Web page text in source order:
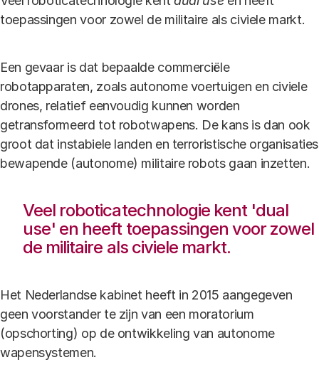
toepassingen voor zowel de militaire als civiele markt.
Een gevaar is dat bepaalde commerciële
robotapparaten, zoals autonome voertuigen en civiele
drones, relatief eenvoudig kunnen worden
getransformeerd tot robotwapens. De kans is dan ook
groot dat instabiele landen en terroristische organisaties
bewapende (autonome) militaire robots gaan inzetten.
Veel roboticatechnologie kent 'dual
use' en heeft toepassingen voor zowel
de militaire als civiele markt.
Het Nederlandse kabinet heeft in 2015 aangegeven
geen voorstander te zijn van een moratorium
(opschorting) op de ontwikkeling van autonome
wapensystemen.